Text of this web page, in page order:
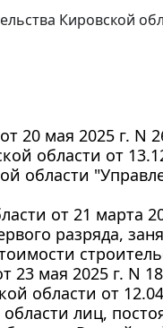
Кировской
20 мая 2025 г. N
области от
области
от 21 марта
разряда,
23 мая 2025 г. N
области от
лиц,